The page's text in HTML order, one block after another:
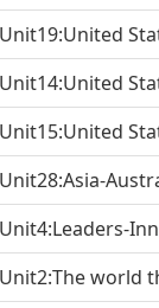
world